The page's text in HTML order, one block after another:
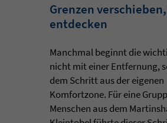
Grenzen
entdecken
Manchmal beginnt die
nicht mit einer Entfernung,
dem Schritt aus der eigenen
Komfortzone. Für eine
Menschen aus dem